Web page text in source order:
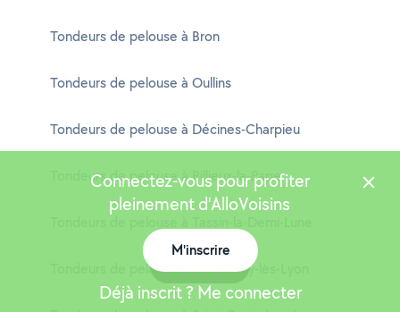
Tondeurs de pelouse à Bron
Tondeurs de pelouse à Oullins
Tondeurs de pelouse à Décines-Charpieu
Tondeurs de pelouse à Rillieux-la-Pape
Tondeurs de pelouse à Sainte-Foy-lès-Lyon
Connectez-vous pour profiter
pleinement d'AlloVoisins
M'inscrire
Déjà inscrit ? Me connecter